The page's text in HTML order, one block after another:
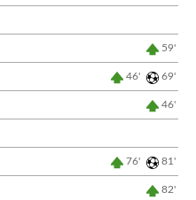
59'
46' 69'
46'
76' 81'
82'